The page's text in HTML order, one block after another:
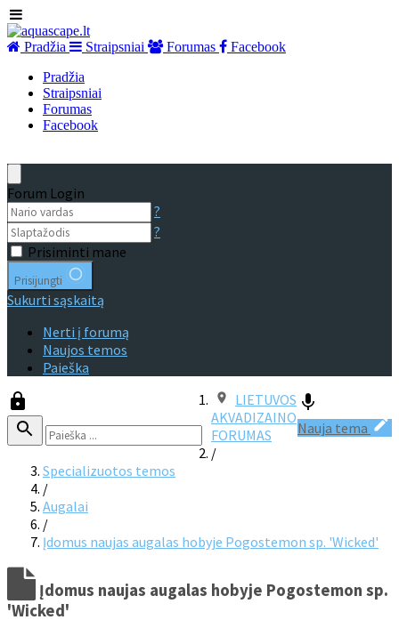
Pradžia Straipsniai Forumas
Facebook
Pradžia
Straipsniai
Forumas
Facebook
Forum Login
?
?
Prisiminti mane
Prisijungti
Sukurti sąskaitą
Nerti į forumą
Naujos temos
Paieška
Nauja tema
LIETUVOS
AKVADIZAINO
FORUMAS
/
Specializuotos temos
/
Augalai
/
Įdomus naujas augalas hobyje Pogostemon sp. 'Wicked'
Įdomus naujas augalas hobyje Pogostemon sp.
'Wicked'